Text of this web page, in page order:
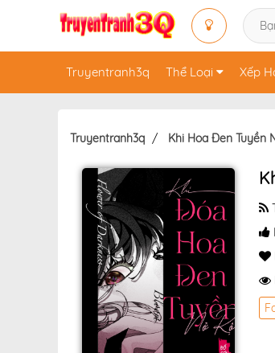
Truyentranh3q Thể Loại Xếp
Truyentranh3q Khi Hoa Đen Tuyền